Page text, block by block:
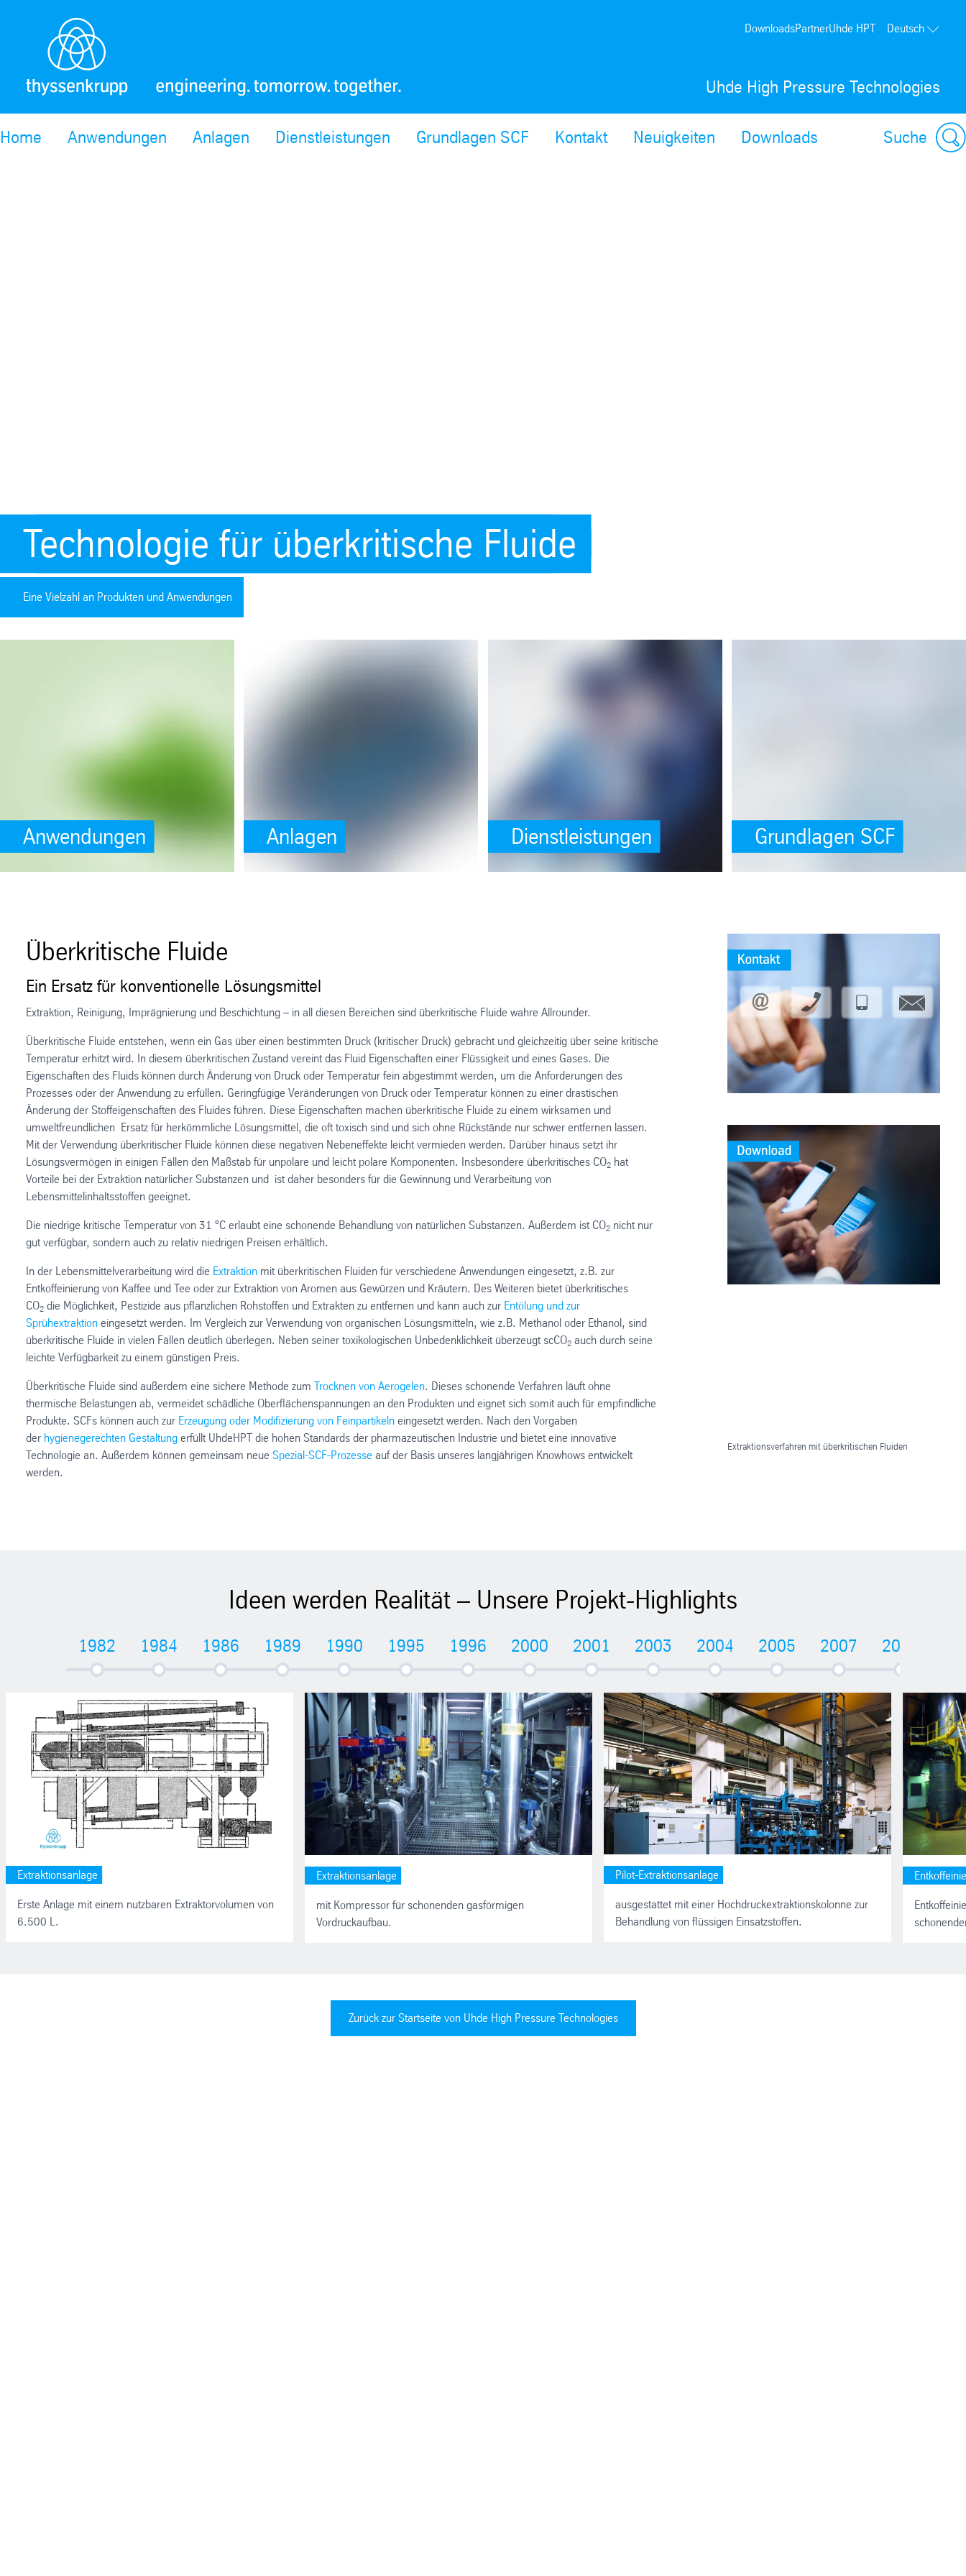
Uhde High Pressure Technologies
DownloadsPartnerUhde HPT Deutsch
Home Anwendungen Anlagen Dienstleistungen Grundlagen SCF Kontakt Neuigkeiten Downloads Suche
Technologie für überkritische Fluide
Eine Vielzahl an Produkten und Anwendungen
Anwendungen
SafeValue must use [property]=binding: Anwendungen (see https://angular.dev/best-practices/security#preventing-cross-site-scripting-xss)
Anlagen
SafeValue must use [property]=binding: Anlagen (see https://angular.dev/best-practices/security#preventing-cross-site-scripting-xss)
Dienstleistungen
SafeValue must use [property]=binding: Dienstleistungen (see https://angular.dev/best-practices/
Grundlagen SCF
Überkritische Fluide
Ein Ersatz für konventionelle Lösungsmittel
Extraktion, Reinigung, Imprägnierung und Beschichtung – in all diesen Bereichen sind überkritische Fluide wahre Allrounder.
Überkritische Fluide entstehen, wenn ein Gas über einen bestimmten Druck (kritischer Druck) gebracht und gleichzeitig über seine kritische
Temperatur erhitzt wird. In diesem überkritischen Zustand vereint das Fluid Eigenschaften einer Flüssigkeit und eines Gases. Die
Eigenschaften des Fluids können durch Änderung von Druck oder Temperatur fein abgestimmt werden, um die Anforderungen des
Prozesses oder der Anwendung zu erfüllen. Geringfügige Veränderungen von Druck oder Temperatur können zu einer drastischen
Änderung der Stoffeigenschaften des Fluides führen. Diese Eigenschaften machen überkritische Fluide zu einem wirksamen und
umweltfreundlichen Ersatz für herkömmliche Lösungsmittel, die oft toxisch sind und sich ohne Rückstände nur schwer entfernen lassen.
Mit der Verwendung überkritischer Fluide können diese negativen Nebeneffekte leicht vermieden werden. Darüber hinaus setzt ihr
Lösungsvermögen in einigen Fällen den Maßstab für unpolare und leicht polare Komponenten. Insbesondere überkritisches CO2 hat
Vorteile bei der Extraktion natürlicher Substanzen und ist daher besonders für die Gewinnung und Verarbeitung von
Lebensmittelinhaltsstoffen geeignet.
Die niedrige kritische Temperatur von 31 °C erlaubt eine schonende Behandlung von natürlichen Substanzen. Außerdem ist CO2 nicht nur
gut verfügbar, sondern auch zu relativ niedrigen Preisen erhältlich.
In der Lebensmittelverarbeitung wird die Extraktion mit überkritischen Fluiden für verschiedene Anwendungen eingesetzt, z.B. zur
Entkoffeinierung von Kaffee und Tee oder zur Extraktion von Aromen aus Gewürzen und Kräutern. Des Weiteren bietet überkritisches
CO2 die Möglichkeit, Pestizide aus pflanzlichen Rohstoffen und Extrakten zu entfernen und kann auch zur Entölung und zur
Sprühextraktion eingesetzt werden. Im Vergleich zur Verwendung von organischen Lösungsmitteln, wie z.B. Methanol oder Ethanol, sind
überkritische Fluide in vielen Fällen deutlich überlegen. Neben seiner toxikologischen Unbedenklichkeit überzeugt scCO2 auch durch seine
leichte Verfügbarkeit zu einem günstigen Preis.
Überkritische Fluide sind außerdem eine sichere Methode zum Trocknen von Aerogelen. Dieses schonende Verfahren läuft ohne
thermische Belastungen ab, vermeidet schädliche Oberflächenspannungen an den Produkten und eignet sich somit auch für empfindliche
Produkte. SCFs können auch zur Erzeugung oder Modifizierung von Feinpartikeln eingesetzt werden. Nach den Vorgaben
der hygienegerechten Gestaltung erfüllt UhdeHPT die hohen Standards der pharmazeutischen Industrie und bietet eine innovative
Technologie an. Außerdem können gemeinsam neue Spezial-SCF-Prozesse auf der Basis unseres langjährigen Knowhows entwickelt
werden.
Extraktionsverfahren mit überkritischen Fluiden
Ideen werden Realität – Unsere Projekt-Highlights
1982 1984 1986 1989 1990 1995 1996 2000 2001 2003 2004 2005 2007 2008
Extraktionsanlage
Erste Anlage mit einem nutzbaren Extraktorvolumen von
6.500 L.
Extraktionsanlage
mit Kompressor für schonenden gasförmigen
Vordruckaufbau.
Pilot-Extraktionsanlage
ausgestattet mit einer Hochdruckextraktionskolonne zur
Behandlung von flüssigen Einsatzstoffen.
Zurück zur Startseite von Uhde High Pressure Technologies